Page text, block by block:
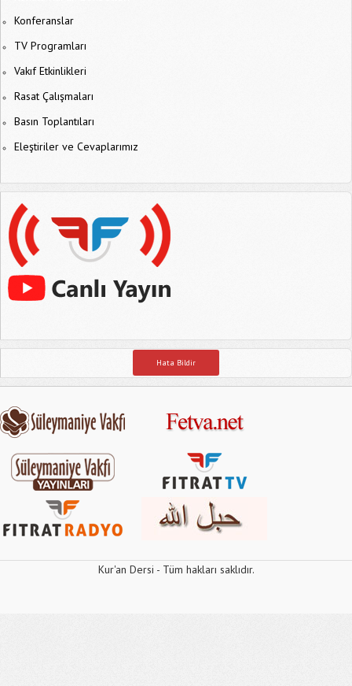
Konferanslar
TV Programları
Vakıf Etkinlikleri
Rasat Çalışmaları
Basın Toplantıları
Eleştiriler ve Cevaplarımız
Hata Bildir
Kur'an Dersi - Tüm hakları saklıdır.